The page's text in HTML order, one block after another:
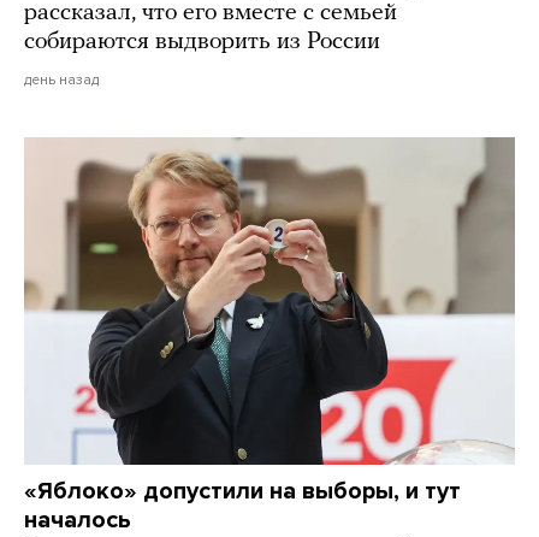
рассказал, что его вместе с семьей
собираются выдворить из России
день назад
«Яблоко» допустили на выборы, и тут
началось